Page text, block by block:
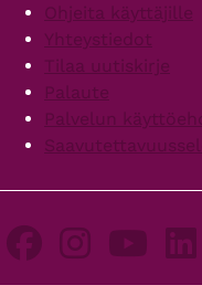
Ohjeita käyttäjille
Yhteystiedot
Tilaa uutiskirje
Palaute
Palvelun